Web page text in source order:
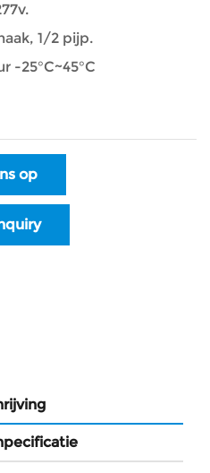
1/2 pijp.
-25°C~45°C
op